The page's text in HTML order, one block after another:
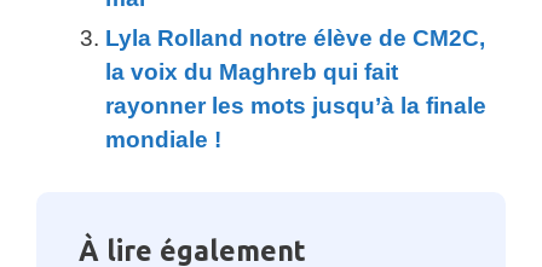
Lyla Rolland notre élève de CM2C,
la voix du Maghreb qui fait
rayonner les mots jusqu’à la finale
mondiale !
À lire également